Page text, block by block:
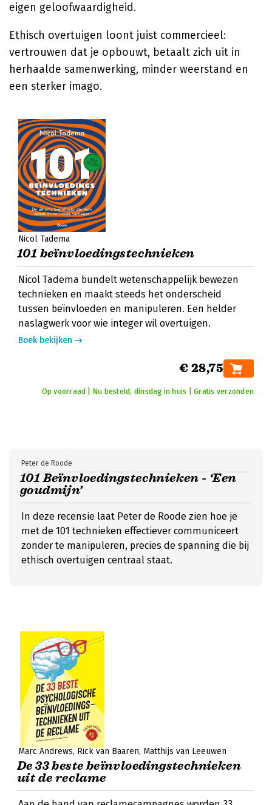
eigen geloofwaardigheid.
Ethisch overtuigen loont juist commercieel:
vertrouwen dat je opbouwt, betaalt zich uit in
herhaalde samenwerking, minder weerstand en
een sterker imago.
Nicol Tadema
101 beïnvloedingstechnieken
Nicol Tadema bundelt wetenschappelijk bewezen
technieken en maakt steeds het onderscheid
tussen beïnvloeden en manipuleren. Een helder
naslagwerk voor wie integer wil overtuigen.
Boek bekijken
€ 28,75
Op voorraad | Nu besteld, dinsdag in huis | Gratis verzonden
101 Beïnvloedingstechnieken - ‘Een
goudmijn’
Peter de Roode
In deze recensie laat Peter de Roode zien hoe je
met de 101 technieken effectiever communiceert
zonder te manipuleren, precies de spanning die bij
ethisch overtuigen centraal staat.
Marc Andrews Rick van Baaren Matthijs van Leeuwen
De 33 beste beïnvloedingstechnieken
uit de reclame